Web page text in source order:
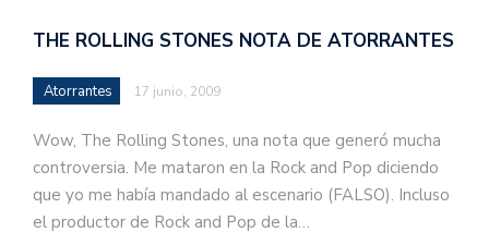
THE ROLLING STONES NOTA DE ATORRANTES
Atorrantes 17 junio, 2009
Wow, The Rolling Stones, una nota que generó mucha
controversia. Me mataron en la Rock and Pop diciendo
que yo me había mandado al escenario (FALSO). Incluso
el productor de Rock and Pop de la…